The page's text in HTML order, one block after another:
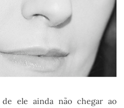
de ele ainda não chegar ao